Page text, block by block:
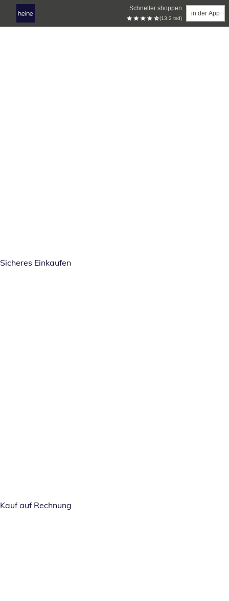
Schneller shoppen
(13.2 tsd)
in der App
Sicheres Einkaufen
Kauf auf Rechnung